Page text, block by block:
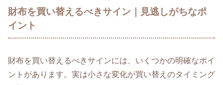
財布を買い替えるべきサイン｜見逃しがちなポ
イント
財布を買い替えるべきサインには、いくつかの明確なポイ
ントがあります。実は小さな変化が買い替えのタイミング